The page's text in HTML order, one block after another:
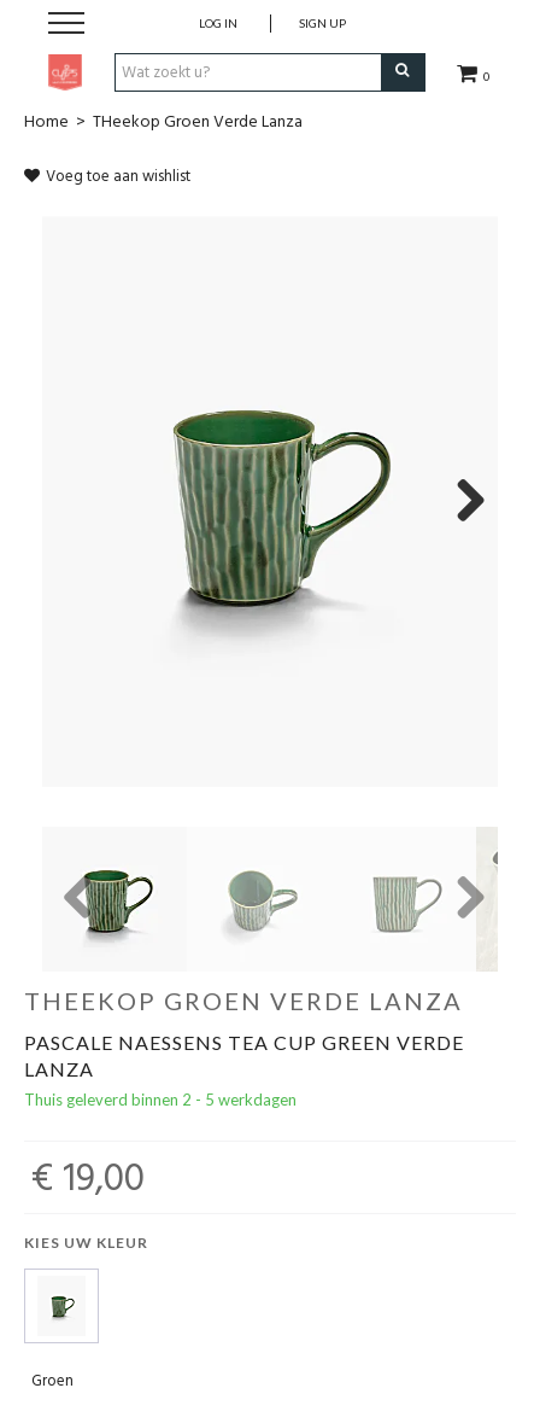
0
LOG IN SIGN UP
Pen & Papier
Winkels
Home > THeekop Groen Verde Lanza
Voeg toe aan wishlist
Previous
THEEKOP GROEN VERDE LANZA
PASCALE NAESSENS TEA CUP GREEN VERDE
LANZA
Thuis geleverd binnen 2 - 5 werkdagen
€ 19,00
KIES UW KLEUR
Groen